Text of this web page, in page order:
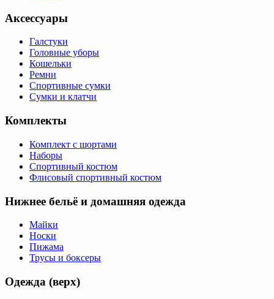
Аксессуары
Галстуки
Головные уборы
Кошельки
Ремни
Спортивные сумки
Сумки и клатчи
Комплекты
Комплект с шортами
Наборы
Спортивный костюм
Флисовый спортивный костюм
Нижнее бельё и домашняя одежда
Майки
Носки
Пижама
Трусы и боксеры
Одежда (верх)